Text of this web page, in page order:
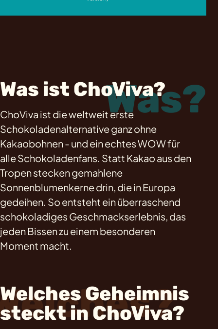
Was?
Was ist ChoViva?
ChoViva ist die weltweit erste
Schokoladenalternative ganz ohne
Kakaobohnen - und ein echtes WOW für
alle Schokoladenfans. Statt Kakao aus den
Tropen stecken gemahlene
Sonnenblumenkerne drin, die in Europa
gedeihen. So entsteht ein überraschend
schokoladiges Geschmackserlebnis, das
jeden Bissen zu einem besonderen
Moment macht.
Welches Geheimnis
steckt in ChoViva?